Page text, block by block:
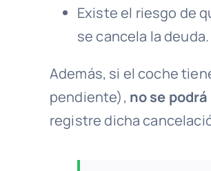
Existe el riesgo de
se cancela la deuda.
Además, si el coche
pendiente), no se
registre dicha